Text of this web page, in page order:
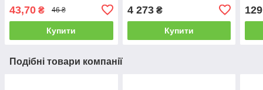
43,70 ₴ 46 ₴
Купити
4 273₴
Купити
129
Подібні товари компанії